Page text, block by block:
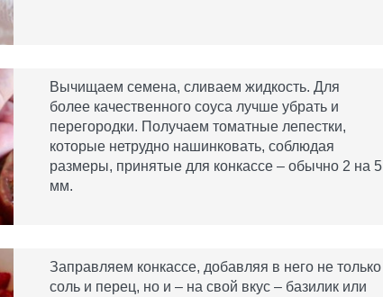
Вычищаем семена, сливаем жидкость. Для
более качественного соуса лучше убрать и
перегородки. Получаем томатные лепестки,
которые нетрудно нашинковать, соблюдая
размеры, принятые для конкассе – обычно 2 на 5
мм.
Заправляем конкассе, добавляя в него не только
соль и перец, но и – на свой вкус – базилик или